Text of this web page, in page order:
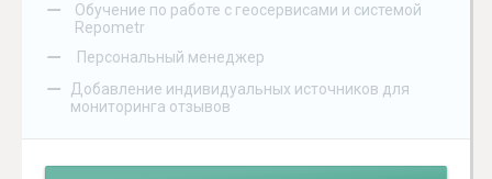
–
Обучение по работе с геосервисами и системой
Repometr
– Персональный менеджер
–
Добавление индивидуальных источников для
мониторинга отзывов